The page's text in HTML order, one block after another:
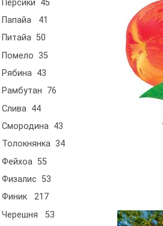
Персики 45
Папайа 41
Питайа 50
Помело 35
Рябина 43
Рамбутан 76
Слива 44
Смородина 43
Толокнянка 34
Фейхоа 55
Физалис 53
Финик 217
Черешня 53